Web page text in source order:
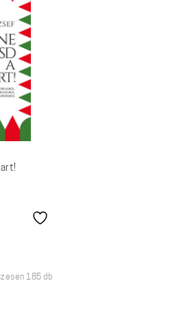
185 dbSorted